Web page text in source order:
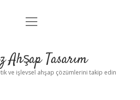
Anasayfa
Yasal Uyarı
menüyü
Ahşap Tasarım
ve işlevsel ahşap çözümlerini takip edin